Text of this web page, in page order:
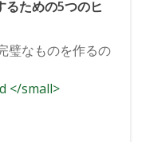
ための5つのヒ
璧なものを作るの
</small>